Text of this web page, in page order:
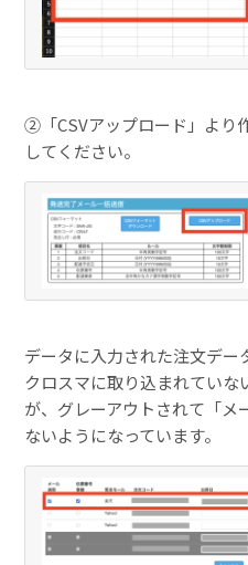
②「CSVアップロード」より
してください。
データに入力された注文デー
クロスマに取り込まれてい
が、グレーアウトされて「メ
ないようになっています。